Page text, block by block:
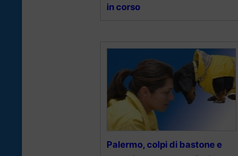
in corso
Palermo, colpi di bastone e